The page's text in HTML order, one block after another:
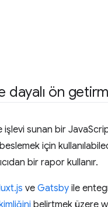
dayalı ön
sunan bir JavaScript
için
bir rapor kullanır.
ve Gatsby ile